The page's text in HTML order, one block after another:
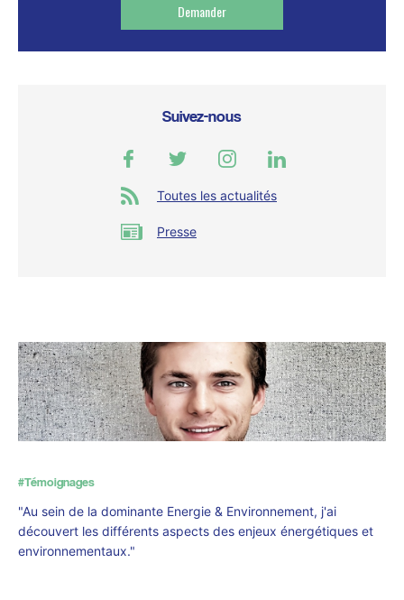
Demander
Suivez-nous
Toutes les actualités
Presse
#Témoignages
"Au sein de la dominante Energie & Environnement, j'ai
découvert les différents aspects des enjeux énergétiques et
environnementaux."